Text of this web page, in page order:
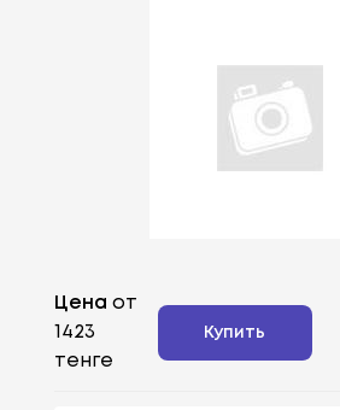
Цена от
1423
тенге
Купить